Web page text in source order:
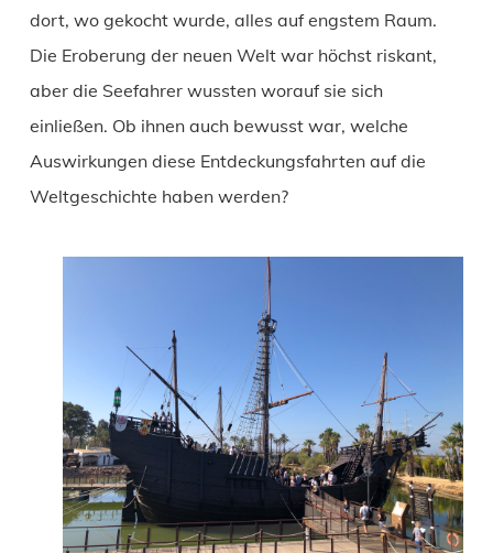
dort, wo gekocht wurde, alles auf engstem Raum.
Die Eroberung der neuen Welt war höchst riskant,
aber die Seefahrer wussten worauf sie sich
einließen. Ob ihnen auch bewusst war, welche
Auswirkungen diese Entdeckungsfahrten auf die
Weltgeschichte haben werden?